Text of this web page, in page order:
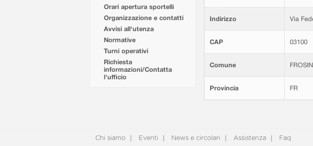
Orari apertura sportelli
Organizzazione e contatti
Avvisi all'utenza
Normative
Turni operativi
Richiesta
informazioni/Contatta
l'ufficio
Indirizzo Via
CAP 03100
Comune
Provincia FR
Chi siamo Eventi News e circolari Assistenza Faq